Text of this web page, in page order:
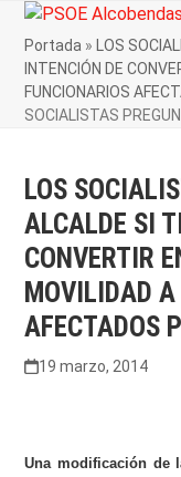
Skip
content
Open
mobile
menu
Close
mobile
menu
Portada »
LOS
INTENCIÓN DE
FUNCIONARIOS
SOCIALISTAS
LOS
ALCALDE SI
CONVERTIR
MOVILIDAD
AFECTADOS
19 marzo, 2014
Una modificación de